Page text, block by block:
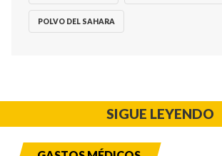
POLVO DEL SAHARA
SIGUE LEYENDO